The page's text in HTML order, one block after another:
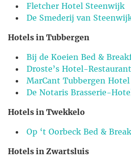
Fletcher Hotel Steenwijk
De Smederij van
Hotels in Tubbergen
Bij de Koeien Bed &
Droste’s Hotel-Restaurant
MarCant Tubbergen Hotel
De Notaris Brasserie-
Hotels in Twekkelo
Op ‘t Oorbeck Bed &
Hotels in Zwartsluis